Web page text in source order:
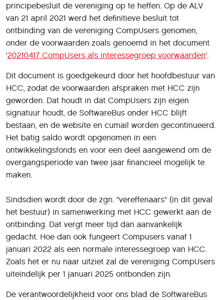
principebesluit de vereniging op te heffen. Op de ALV
van 21 april 2021 werd het definitieve besluit tot
ontbinding van de vereniging CompUsers genomen,
onder de voorwaarden zoals genoemd in het document
'20210417 CompUsers als interessegroep voorwaarden'.
Dit document is goedgekeurd door het hoofdbestuur van
HCC, zodat de voorwaarden afspraken met HCC zijn
geworden. Dat houdt in dat CompUsers zijn eigen
signatuur houdt, de SoftwareBus onder HCC blijft
bestaan, en de website en cumail worden gecontinueerd.
Het batig saldo wordt opgenomen in een
ontwikkelingsfonds en voor een deel aangewend om de
overgangsperiode van twee jaar financieel mogelijk te
maken.
Sindsdien wordt door de zgn. "vereffenaars" (in dit geval
het bestuur) in samenwerking met HCC gewerkt aan de
ontbinding. Dat vergt meer tijd dan aanvankelijk
gedacht. Hoe dan ook fungeert Compusers vanaf 1
januari 2022 als een normale interessegroep van HCC.
Zoals het er nu naar uitziet zal de vereniging CompUsers
uiteindelijk per 1 januari 2025 ontbonden zijn.
De verantwoordelijkheid voor ons blad de SoftwareBus